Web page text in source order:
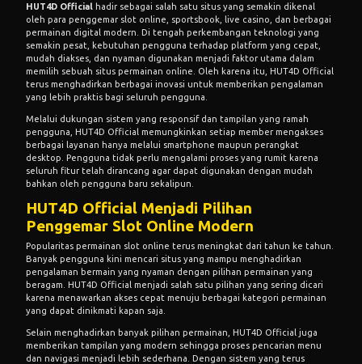
HUT4D Official hadir sebagai salah satu situs yang semakin dikenal
oleh para penggemar slot online, sportsbook, live casino, dan berbagai
permainan digital modern. Di tengah perkembangan teknologi yang
semakin pesat, kebutuhan pengguna terhadap platform yang cepat,
mudah diakses, dan nyaman digunakan menjadi faktor utama dalam
memilih sebuah situs permainan online. Oleh karena itu, HUT4D Official
terus menghadirkan berbagai inovasi untuk memberikan pengalaman
yang lebih praktis bagi seluruh pengguna.
Melalui dukungan sistem yang responsif dan tampilan yang ramah
pengguna, HUT4D Official memungkinkan setiap member mengakses
berbagai layanan hanya melalui smartphone maupun perangkat
desktop. Pengguna tidak perlu mengalami proses yang rumit karena
seluruh fitur telah dirancang agar dapat digunakan dengan mudah
bahkan oleh pengguna baru sekalipun.
HUT4D Official Menjadi Pilihan
Penggemar Slot Online Modern
Popularitas permainan slot online terus meningkat dari tahun ke tahun.
Banyak pengguna kini mencari situs yang mampu menghadirkan
pengalaman bermain yang nyaman dengan pilihan permainan yang
beragam. HUT4D Official menjadi salah satu pilihan yang sering dicari
karena menawarkan akses cepat menuju berbagai kategori permainan
yang dapat dinikmati kapan saja.
Selain menghadirkan banyak pilihan permainan, HUT4D Official juga
memberikan tampilan yang modern sehingga proses pencarian menu
dan navigasi menjadi lebih sederhana. Dengan sistem yang terus